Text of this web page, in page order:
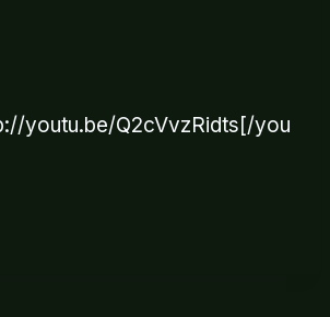
youtu.be/Q2cVvzRidts[/you